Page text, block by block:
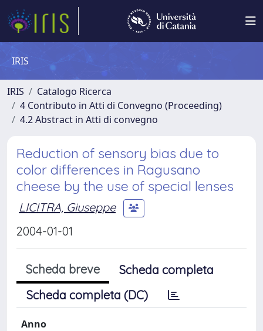
IRIS
IRIS
Catalogo Ricerca
4 Contributo in Atti di Convegno (Proceeding)
4.2 Abstract in Atti di convegno
Reduction of sensory bias due to
color differences in Ragusano
cheese by the use of special lenses
LICITRA, Giuseppe
2004-01-01
Scheda breve
Scheda completa
Scheda completa (DC)
Anno